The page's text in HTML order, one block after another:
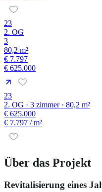
23
2. OG
3
80,2 m²
€ 7.797
€ 625.000
23
2. OG · 3 zimmer · 80,2 m²
€ 625.000
€ 7.797 / m²
Über das Projekt
Revitalisierung eines